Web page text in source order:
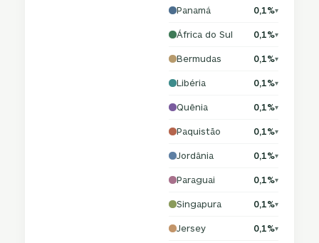
Panamá 0,1%▾
África do Sul 0,1%▾
Bermudas 0,1%▾
Libéria 0,1%▾
Quênia 0,1%▾
Paquistão 0,1%▾
Jordânia 0,1%▾
Paraguai 0,1%▾
Singapura 0,1%▾
Jersey 0,1%▾